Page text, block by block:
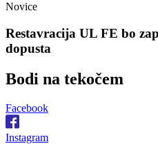
Novice
Restavracija UL FE bo
dopusta
Bodi na tekočem
Facebook
Instagram